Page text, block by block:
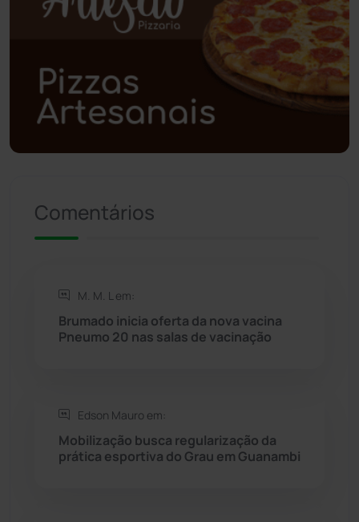
Polícia Civil (59)
Polícia Militar (27)
Política (03)
Presidente Jânio Qu... (125)
Rio de Contas
Rio do Antônio
Rio do Pires
Seabra
Sebastião Laranjeiras (96)
Comentários
M. M. L em:
Brumado inicia oferta da nova vacina
Pneumo 20 nas salas de vacinação
Edson Mauro em:
Mobilização busca regularização da
prática esportiva do Grau em Guanambi